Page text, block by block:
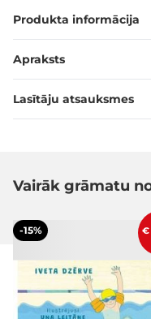
Produkta informācija
Apraksts
Lasītāju atsauksmes
Vairāk grāmatu
-15% €